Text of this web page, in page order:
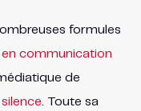
formules
en communication
de
silence . Toute sa